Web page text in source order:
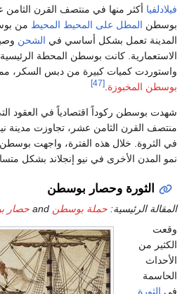
جعلت موقع
ميناءاًحيوياً، وكانت
أثناء تاريخها
طريق تجارة الكاريبي
إلى ظهورفاصولياء
الثورة. بحلول
وفيلادلفيا بوسطن
مالية حتى مع